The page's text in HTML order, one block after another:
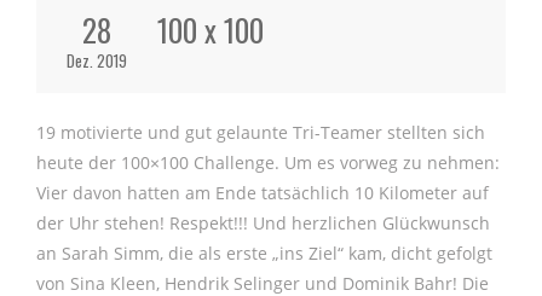
28
Dez. 2019
100 x 100
19 motivierte und gut gelaunte Tri-Teamer stellten sich
heute der 100×100 Challenge. Um es vorweg zu nehmen:
Vier davon hatten am Ende tatsächlich 10 Kilometer auf
der Uhr stehen! Respekt!!! Und herzlichen Glückwunsch
an Sarah Simm, die als erste „ins Ziel“ kam, dicht gefolgt
von Sina Kleen, Hendrik Selinger und Dominik Bahr! Die